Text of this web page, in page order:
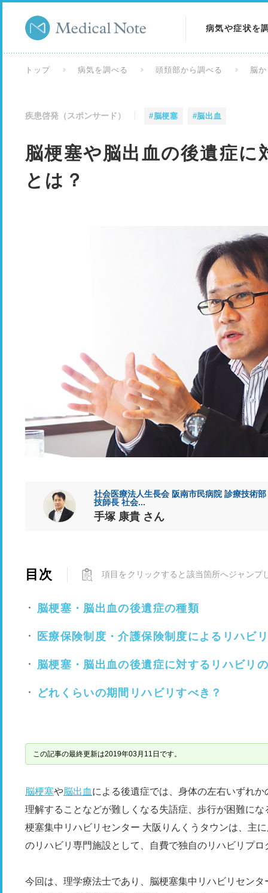
病気や症状を
検査を調べる
トップ 病気を調べる 頭頚部から調べる 脳
疾患啓発（スポンサード） #脳梗塞 #脳出血
脳梗塞や脳出血の後遺症
とは？
社会医療法人生長会 阪南市民病院 診療技術
技師長 社会...
手塚 康貴 さん
目次 項目をクリックすると該当箇所へジャンプ
脳梗塞・脳出血の後遺症の種類
医療保険制度・介護保険制度によるリハビ
脳梗塞・脳出血の後遺症に対するリハビリ
どれくらいの期間リハビリすべき？
この記事の最終更新は2019年03月11日です。
脳梗塞や脳出血 による後遺症では、身体の左右いずれ
理解することなどが難しくなる失語症、歩行が困難に
梗塞集中リハビリセンター 大阪りんくうタウンは、主
のリハビリ専門施設として、自費で独自のリハビリプ
今回は、理学療法士であり、脳梗塞集中リハビリセン